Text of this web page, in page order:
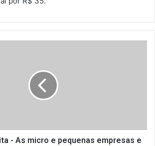
- As micro e pequenas empresas e